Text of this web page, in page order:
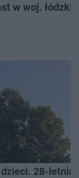
w woj.
28-